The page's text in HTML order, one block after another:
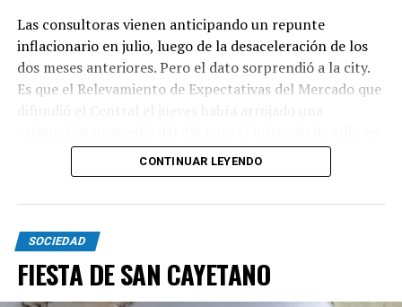
Las consultoras vienen anticipando un repunte
inflacionario en julio, luego de la desaceleración de los
dos meses anteriores. Pero el dato sorprendió a la city.
Es que el Relevamiento de Expectativas del Mercado que
todo el país.
El índice de Caba se aceleró en 1,1 punto porcentual ya
exhibió una significativa disparidad entre los bienes y los
servicios: los primero aumentaron 1,4% y los segundos,
3,8%. Como los servicios tienen un peso menor en la
CONTINUAR LEYENDO
SOCIEDAD
FIESTA DE SAN CAYETANO